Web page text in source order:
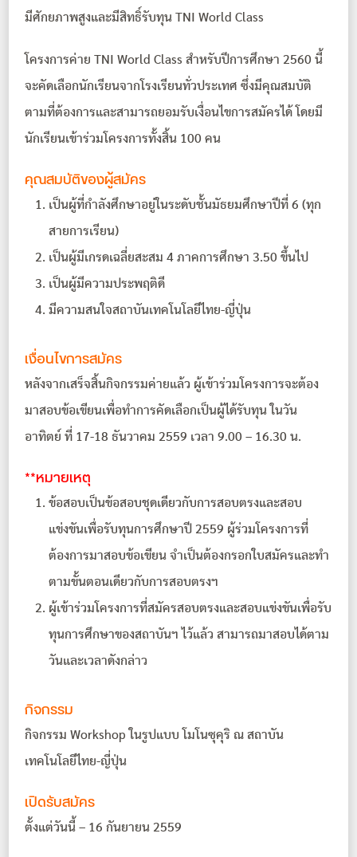
มีศักยภาพสูงและมีสิทธิ์รับทุน TNI World Class
โครงการค่าย TNI World Class สำหรับปีการศึกษา 2560 นี้
จะคัดเลือกนักเรียนจากโรงเรียนทั่วประเทศ ซึ่งมีคุณสมบัติ
ตามที่ต้องการและสามารถยอมรับเงื่อนไขการสมัครได้ โดยมี
นักเรียนเข้าร่วมโครงการทั้งสิ้น 100 คน
คุณสมบัติของผู้สมัคร
เป็นผู้ที่กำลังศึกษาอยู่ในระดับชั้นมัธยมศึกษาปีที่ 6 (ทุก
สายการเรียน)
เป็นผู้มีเกรดเฉลี่ยสะสม 4 ภาคการศึกษา 3.50 ขึ้นไป
เป็นผู้มีความประพฤติดี
มีความสนใจสถาบันเทคโนโลยีไทย-ญี่ปุ่น
เงื่อนไขการสมัคร
หลังจากเสร็จสิ้นกิจกรรมค่ายแล้ว ผู้เข้าร่วมโครงการจะต้อง
มาสอบข้อเขียนเพื่อทำการคัดเลือกเป็นผู้ได้รับทุน ในวัน
อาทิตย์ ที่ 17-18 ธันวาคม 2559 เวลา 9.00 – 16.30 น.
**หมายเหตุ
ข้อสอบเป็นข้อสอบชุดเดียวกับการสอบตรงและสอบ
แข่งขันเพื่อรับทุนการศึกษาปี 2559 ผู้ร่วมโครงการที่
ต้องการมาสอบข้อเขียน จำเป็นต้องกรอกใบสมัครและทำ
ตามขั้นตอนเดียวกับการสอบตรงฯ
ผู้เข้าร่วมโครงการที่สมัครสอบตรงและสอบแข่งขันเพื่อรับ
ทุนการศึกษาของสถาบันฯ ไว้แล้ว สามารถมาสอบได้ตาม
วันและเวลาดังกล่าว
กิจกรรม
กิจกรรม Workshop ในรูปแบบ โมโนซุคุริ ณ สถาบัน
เทคโนโลยีไทย-ญี่ปุ่น
เปิดรับสมัคร
ตั้งแต่วันนี้ – 16 กันยายน 2559